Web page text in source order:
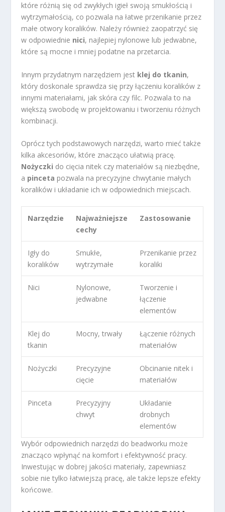
które różnią się od zwykłych igieł swoją smukłością i
wytrzymałością, co pozwala na łatwe przenikanie przez
małe otwory koralików. Należy również zaopatrzyć się
w odpowiednie nici, najlepiej nylonowe lub jedwabne,
które są mocne i mniej podatne na przetarcia.
Innym przydatnym narzędziem jest klej do tkanin,
który doskonale sprawdza się przy łączeniu koralików z
innymi materiałami, jak skóra czy filc. Pozwala to na
większą swobodę w projektowaniu i tworzeniu różnych
kombinacji.
Oprócz tych podstawowych narzędzi, warto mieć także
kilka akcesoriów, które znacząco ułatwią pracę.
Nożyczki do cięcia nitek czy materiałów są niezbędne,
a pinceta pozwala na precyzyjne chwytanie małych
koralików i układanie ich w odpowiednich miejscach.
Narzędzie
Najważniejsze
cechy
Zastosowanie
Igły do
koralików
Smukłe,
wytrzymałe
Przenikanie przez
koraliki
Nici
Nylonowe,
jedwabne
Tworzenie i
łączenie
elementów
Klej do
tkanin
Mocny, trwały
Łączenie różnych
materiałów
Nożyczki
Precyzyjne
cięcie
Obcinanie nitek i
materiałów
Pinceta
Precyzyjny
chwyt
Układanie
drobnych
elementów
Wybór odpowiednich narzędzi do beadworku może
znacząco wpłynąć na komfort i efektywność pracy.
Inwestując w dobrej jakości materiały, zapewniasz
sobie nie tylko łatwiejszą pracę, ale także lepsze efekty
końcowe.